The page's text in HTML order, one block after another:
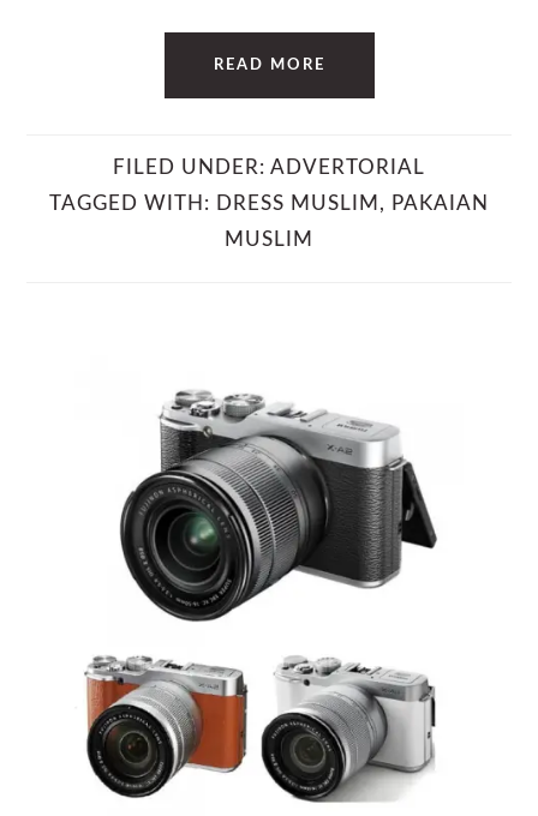
READ MORE
FILED UNDER: ADVERTORIAL
TAGGED WITH: DRESS MUSLIM , PAKAIAN
MUSLIM